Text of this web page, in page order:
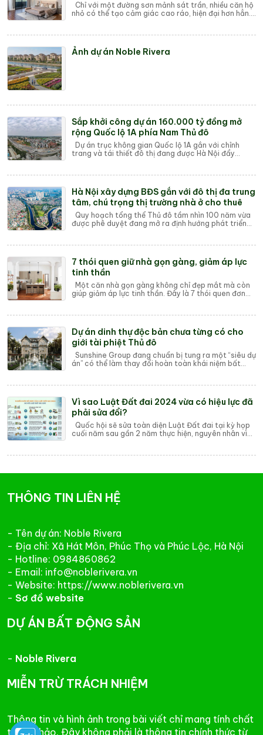
Chỉ với một đường sơn mảnh sát trần, nhiều căn hộ
nhỏ có thể tạo cảm giác cao ráo, hiện đại hơn hẳn.
Ảnh dự án Noble Rivera
Sắp khởi công dự án 160.000 tỷ đồng mở
rộng Quốc lộ 1A phía Nam Thủ đô
Dự án trục không gian Quốc lộ 1A gắn với chỉnh
trang và tái thiết đô thị đang được Hà Nội đẩy
Hà Nội xây dựng BĐS gắn với đô thị đa trung
tâm, chú trọng thị trường nhà ở cho thuê
Quy hoạch tổng thể Thủ đô tầm nhìn 100 năm vừa
được phê duyệt đang mở ra định hướng phát triển
7 thói quen giữ nhà gọn gàng, giảm áp lực
tinh thần
Một căn nhà gọn gàng không chỉ đẹp mắt mà còn
giúp giảm áp lực tinh thần. Đây là 7 thói quen đơn
Dự án dinh thự độc bản chưa từng có cho
giới tài phiệt Thủ đô
Sunshine Group đang chuẩn bị tung ra một “siêu dự
án” có thể làm thay đổi hoàn toàn khái niệm bất
Vì sao Luật Đất đai 2024 vừa có hiệu lực đã
phải sửa đổi?
Quốc hội sẽ sửa toàn diện Luật Đất đai tại kỳ họp
cuối năm sau gần 2 năm thực hiện, nguyên nhân vì
THÔNG TIN LIÊN HỆ
- Tên dự án: Noble Rivera
- Địa chỉ: Xã Hát Môn, Phúc Thọ và Phúc Lộc, Hà Nội
- Hotline: 0984860862
- Email: info@noblerivera.vn
- Website: https://www.noblerivera.vn
- Sơ đồ website
DỰ ÁN BẤT ĐỘNG SẢN
- Noble Rivera
MIỄN TRỪ TRÁCH NHIỆM
Thông tin và hình ảnh trong bài viết chỉ mang tính chất
tham khảo. Đây không phải là thông tin chính thức từ